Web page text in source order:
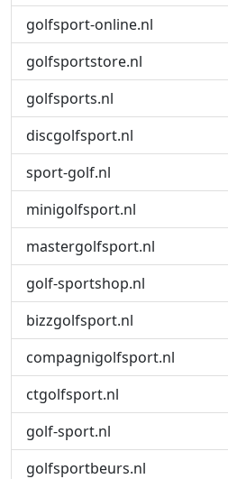
golfsport-online.nl
golfsportstore.nl
golfsports.nl
discgolfsport.nl
sport-golf.nl
minigolfsport.nl
mastergolfsport.nl
golf-sportshop.nl
bizzgolfsport.nl
compagnigolfsport.nl
ctgolfsport.nl
golf-sport.nl
golfsportbeurs.nl